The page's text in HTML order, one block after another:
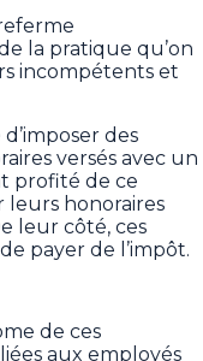
la pratique qu’on
incompétents et
des
versés avec un
profité de ce
leurs honoraires
leur côté, ces
payer de l’impôt.
de ces
aux employés